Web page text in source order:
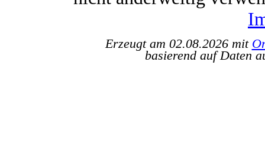
Erzeugt am 02.08.2026 mit
basierend auf Daten